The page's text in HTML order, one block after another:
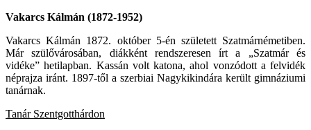
Vakarcs Kálmán (1872-1952)
Vakarcs Kálmán 1872. október 5-én született Szatmárnémetiben.
Már szülővárosában, diákként rendszeresen írt a „Szatmár és
vidéke” hetilapban. Kassán volt katona, ahol vonzódott a felvidék
néprajza iránt. 1897-től a szerbiai Nagykikindára került gimnáziumi
tanárnak.
Tanár Szentgotthárdon